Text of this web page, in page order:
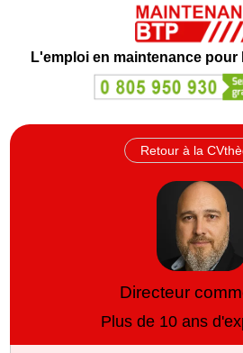
L'emploi en maintenance pour
Retour à la
Directeur
Plus de 10 ans